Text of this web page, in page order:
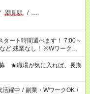
潮見駅 / …
し！ ※Wワークの
超の就業はご案内できませ
務は社会保険への加入対象
派遣の原則禁止）により、
しい場合があります
★職場が気に入れば、長期
活躍中 / 副業・WワークOK /